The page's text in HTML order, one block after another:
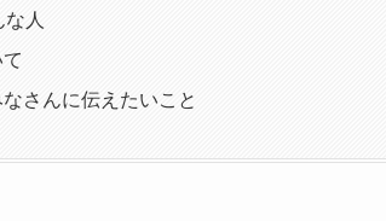
人
さんに伝えたいこと